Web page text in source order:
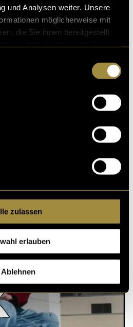
und Analysen weiter. Unsere
möglicherweise mit
die Sie ihnen bereitgestellt
zulassen
erlauben
Ablehnen